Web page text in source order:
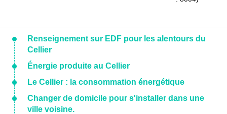
Renseignement sur EDF pour les alentours du
Cellier
Énergie produite au Cellier
Le Cellier : la consommation énergétique
Changer de domicile pour s'installer dans une
ville voisine.